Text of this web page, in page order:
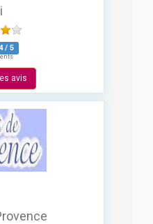
/ 5
avis